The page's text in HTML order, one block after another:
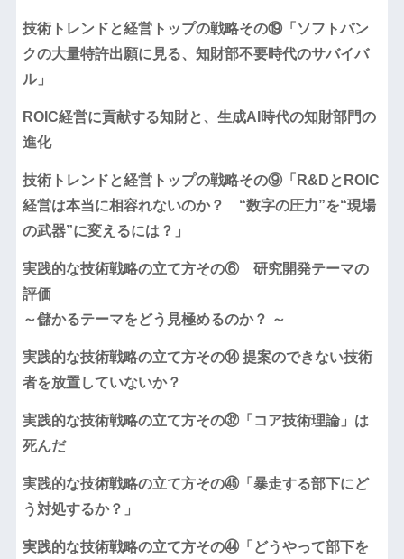
技術トレンドと経営トップの戦略その⑲「ソフトバン
クの大量特許出願に見る、知財部不要時代のサバイバ
ル」
ROIC経営に貢献する知財と、生成AI時代の知財部門の
進化
技術トレンドと経営トップの戦略その⑨「R&DとROIC
経営は本当に相容れないのか？ “数字の圧力”を“現場
の武器”に変えるには？」
実践的な技術戦略の立て方その⑥ 研究開発テーマの
評価
～儲かるテーマをどう見極めるのか？ ～
実践的な技術戦略の立て方その⑭ 提案のできない技術
者を放置していないか？
実践的な技術戦略の立て方その㉜「コア技術理論」は
死んだ
実践的な技術戦略の立て方その㊺「暴走する部下にど
う対処するか？」
実践的な技術戦略の立て方その㊹「どうやって部下を